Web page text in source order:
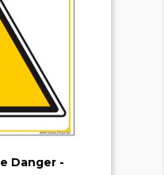
Danger -